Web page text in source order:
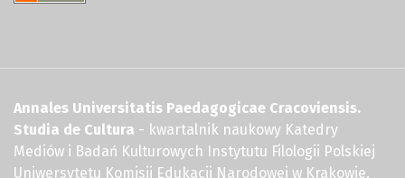
Annales Universitatis Paedagogicae Cracoviensis.
Studia de Cultura - kwartalnik naukowy Katedry
Mediów i Badań Kulturowych Instytutu Filologii Polskiej
Uniwersytetu Komisji Edukacji Narodowej w Krakowie.